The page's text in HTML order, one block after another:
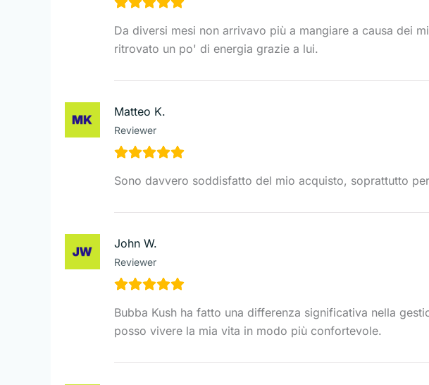
Da diversi mesi non arrivavo più a mangiare a causa dei
ritrovato un po' di energia grazie a lui.
Matteo K.
Reviewer
Sono davvero soddisfatto del mio acquisto, soprattutto
John W.
Reviewer
Bubba Kush ha fatto una differenza significativa nella
posso vivere la mia vita in modo più confortevole.